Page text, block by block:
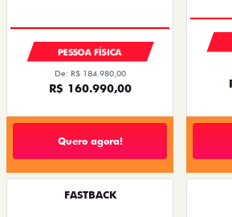
PESSOA FÍSICA
De: R$ 184.980,00
R$ 160.990,00
Quero agora!
FASTBACK